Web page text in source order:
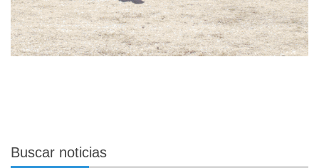
Buscar noticias